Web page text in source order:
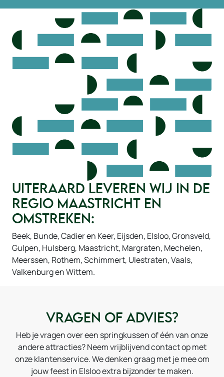
Uiteraard leveren wij in de
regio Maastricht en
omstreken:
Beek, Bunde, Cadier en Keer, Eijsden, Elsloo, Gronsveld,
Gulpen, Hulsberg, Maastricht, Margraten, Mechelen,
Meerssen, Rothem, Schimmert, Ulestraten, Vaals,
Valkenburg en Wittem.
Vragen of advies?
Heb je vragen over een springkussen of één van onze
andere attracties? Neem vrijblijvend contact op met
onze klantenservice. We denken graag met je mee om
jouw feest in Elsloo extra bijzonder te maken.